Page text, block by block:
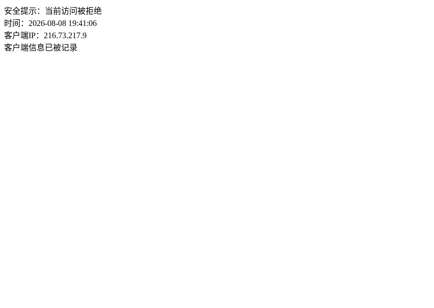
安全提示：当前访问被拒绝
时间：2026-08-08 19:41:06
客户端IP：216.73.217.9
客户端信息已被记录